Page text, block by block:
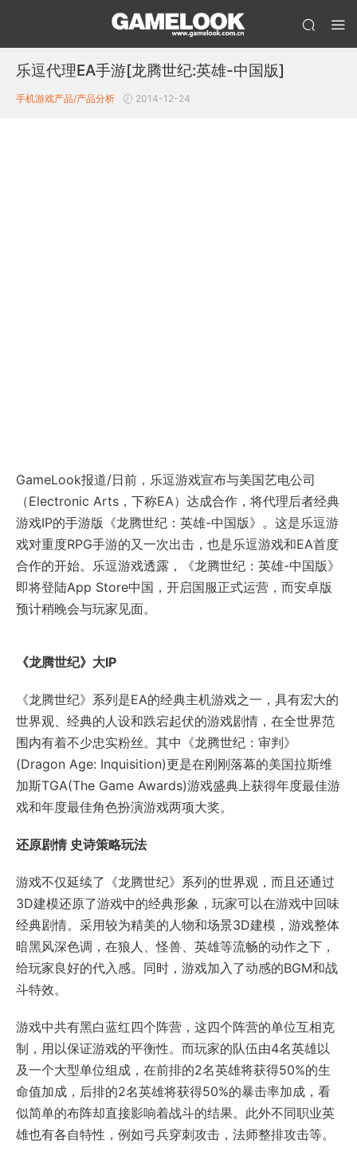
乐逗代理EA手游[龙腾世纪:英雄-中国版]
手机游戏产品/产品分析 2014-12-24
GameLook报道/日前，乐逗游戏宣布与美国艺电公司
（Electronic Arts，下称EA）达成合作，将代理后者经典
游戏IP的手游版《龙腾世纪：英雄-中国版》。这是乐逗游
戏对重度RPG手游的又一次出击，也是乐逗游戏和EA首度
合作的开始。乐逗游戏透露，《龙腾世纪：英雄-中国版》
即将登陆App Store中国，开启国服正式运营，而安卓版
预计稍晚会与玩家见面。
《龙腾世纪》大IP
《龙腾世纪》系列是EA的经典主机游戏之一，具有宏大的
世界观、经典的人设和跌宕起伏的游戏剧情，在全世界范
围内有着不少忠实粉丝。其中《龙腾世纪：审判》
(Dragon Age: Inquisition)更是在刚刚落幕的美国拉斯维
加斯TGA(The Game Awards)游戏盛典上获得年度最佳游
戏和年度最佳角色扮演游戏两项大奖。
还原剧情 史诗策略玩法
游戏不仅延续了《龙腾世纪》系列的世界观，而且还通过
3D建模还原了游戏中的经典形象，玩家可以在游戏中回味
经典剧情。采用较为精美的人物和场景3D建模，游戏整体
暗黑风深色调，在狼人、怪兽、英雄等流畅的动作之下，
给玩家良好的代入感。同时，游戏加入了动感的BGM和战
斗特效。
游戏中共有黑白蓝红四个阵营，这四个阵营的单位互相克
制，用以保证游戏的平衡性。而玩家的队伍由4名英雄以
及一个大型单位组成，在前排的2名英雄将获得50%的生
命值加成，后排的2名英雄将获得50%的暴击率加成，看
似简单的布阵却直接影响着战斗的结果。此外不同职业英
雄也有各自特性，例如弓兵穿刺攻击，法师整排攻击等。